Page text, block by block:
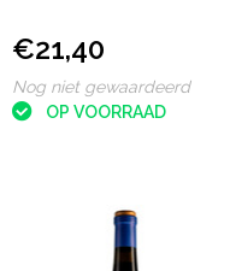
€21,40
Nog niet gewaardeerd
OP VOORRAAD